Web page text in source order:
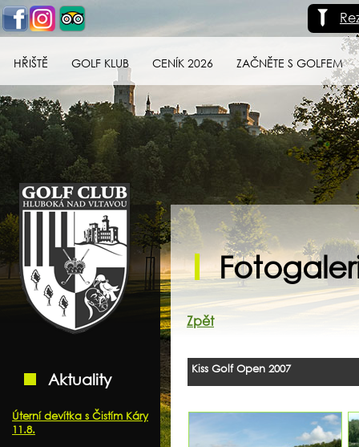
HŘIŠTĚ GOLF KLUB CENÍK 2026 ZAČNĚTE S GOLFEM
Golf klub Hluboká
nad Vltavou
Aktuality
Úterní devítka s Čistím Káry
11.8.
Zpět
Kiss Golf Open 2007